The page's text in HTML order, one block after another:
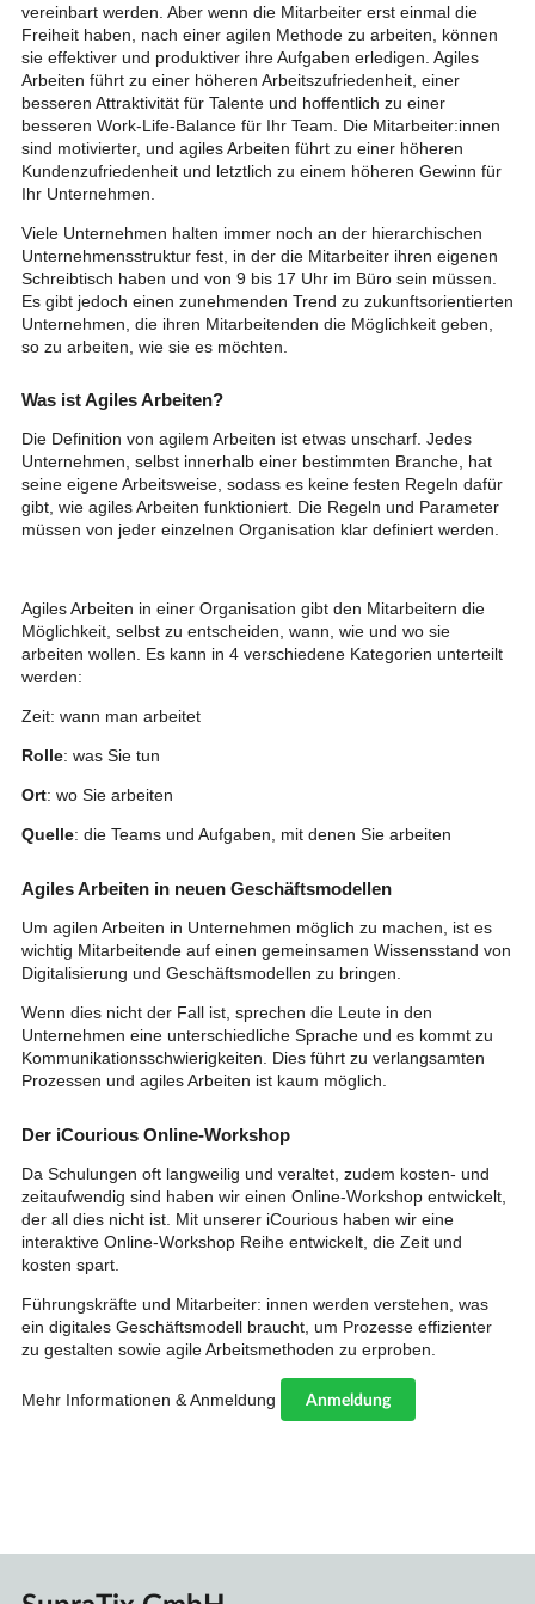
vereinbart werden. Aber wenn die Mitarbeiter erst einmal die
Freiheit haben, nach einer agilen Methode zu arbeiten, können
sie effektiver und produktiver ihre Aufgaben erledigen. Agiles
Arbeiten führt zu einer höheren Arbeitszufriedenheit, einer
besseren Attraktivität für Talente und hoffentlich zu einer
besseren Work-Life-Balance für Ihr Team. Die Mitarbeiter:innen
sind motivierter, und agiles Arbeiten führt zu einer höheren
Kundenzufriedenheit und letztlich zu einem höheren Gewinn für
Ihr Unternehmen.
Viele Unternehmen halten immer noch an der hierarchischen
Unternehmensstruktur fest, in der die Mitarbeiter ihren eigenen
Schreibtisch haben und von 9 bis 17 Uhr im Büro sein müssen.
Es gibt jedoch einen zunehmenden Trend zu zukunftsorientierten
Unternehmen, die ihren Mitarbeitenden die Möglichkeit geben,
so zu arbeiten, wie sie es möchten.
Was ist Agiles Arbeiten?
Die Definition von agilem Arbeiten ist etwas unscharf. Jedes
Unternehmen, selbst innerhalb einer bestimmten Branche, hat
seine eigene Arbeitsweise, sodass es keine festen Regeln dafür
gibt, wie agiles Arbeiten funktioniert. Die Regeln und Parameter
müssen von jeder einzelnen Organisation klar definiert werden.
Agiles Arbeiten in einer Organisation gibt den Mitarbeitern die
Möglichkeit, selbst zu entscheiden, wann, wie und wo sie
arbeiten wollen. Es kann in 4 verschiedene Kategorien unterteilt
werden:
Zeit: wann man arbeitet
Rolle: was Sie tun
Ort: wo Sie arbeiten
Quelle: die Teams und Aufgaben, mit denen Sie arbeiten
Agiles Arbeiten in neuen Geschäftsmodellen
Um agilen Arbeiten in Unternehmen möglich zu machen, ist es
wichtig Mitarbeitende auf einen gemeinsamen Wissensstand von
Digitalisierung und Geschäftsmodellen zu bringen.
Wenn dies nicht der Fall ist, sprechen die Leute in den
Unternehmen eine unterschiedliche Sprache und es kommt zu
Kommunikationsschwierigkeiten. Dies führt zu verlangsamten
Prozessen und agiles Arbeiten ist kaum möglich.
Der iCourious Online-Workshop
Da Schulungen oft langweilig und veraltet, zudem kosten- und
zeitaufwendig sind haben wir einen Online-Workshop entwickelt,
der all dies nicht ist. Mit unserer iCourious haben wir eine
interaktive Online-Workshop Reihe entwickelt, die Zeit und
kosten spart.
Führungskräfte und Mitarbeiter: innen werden verstehen, was
ein digitales Geschäftsmodell braucht, um Prozesse effizienter
zu gestalten sowie agile Arbeitsmethoden zu erproben.
Mehr Informationen & Anmeldung Anmeldung